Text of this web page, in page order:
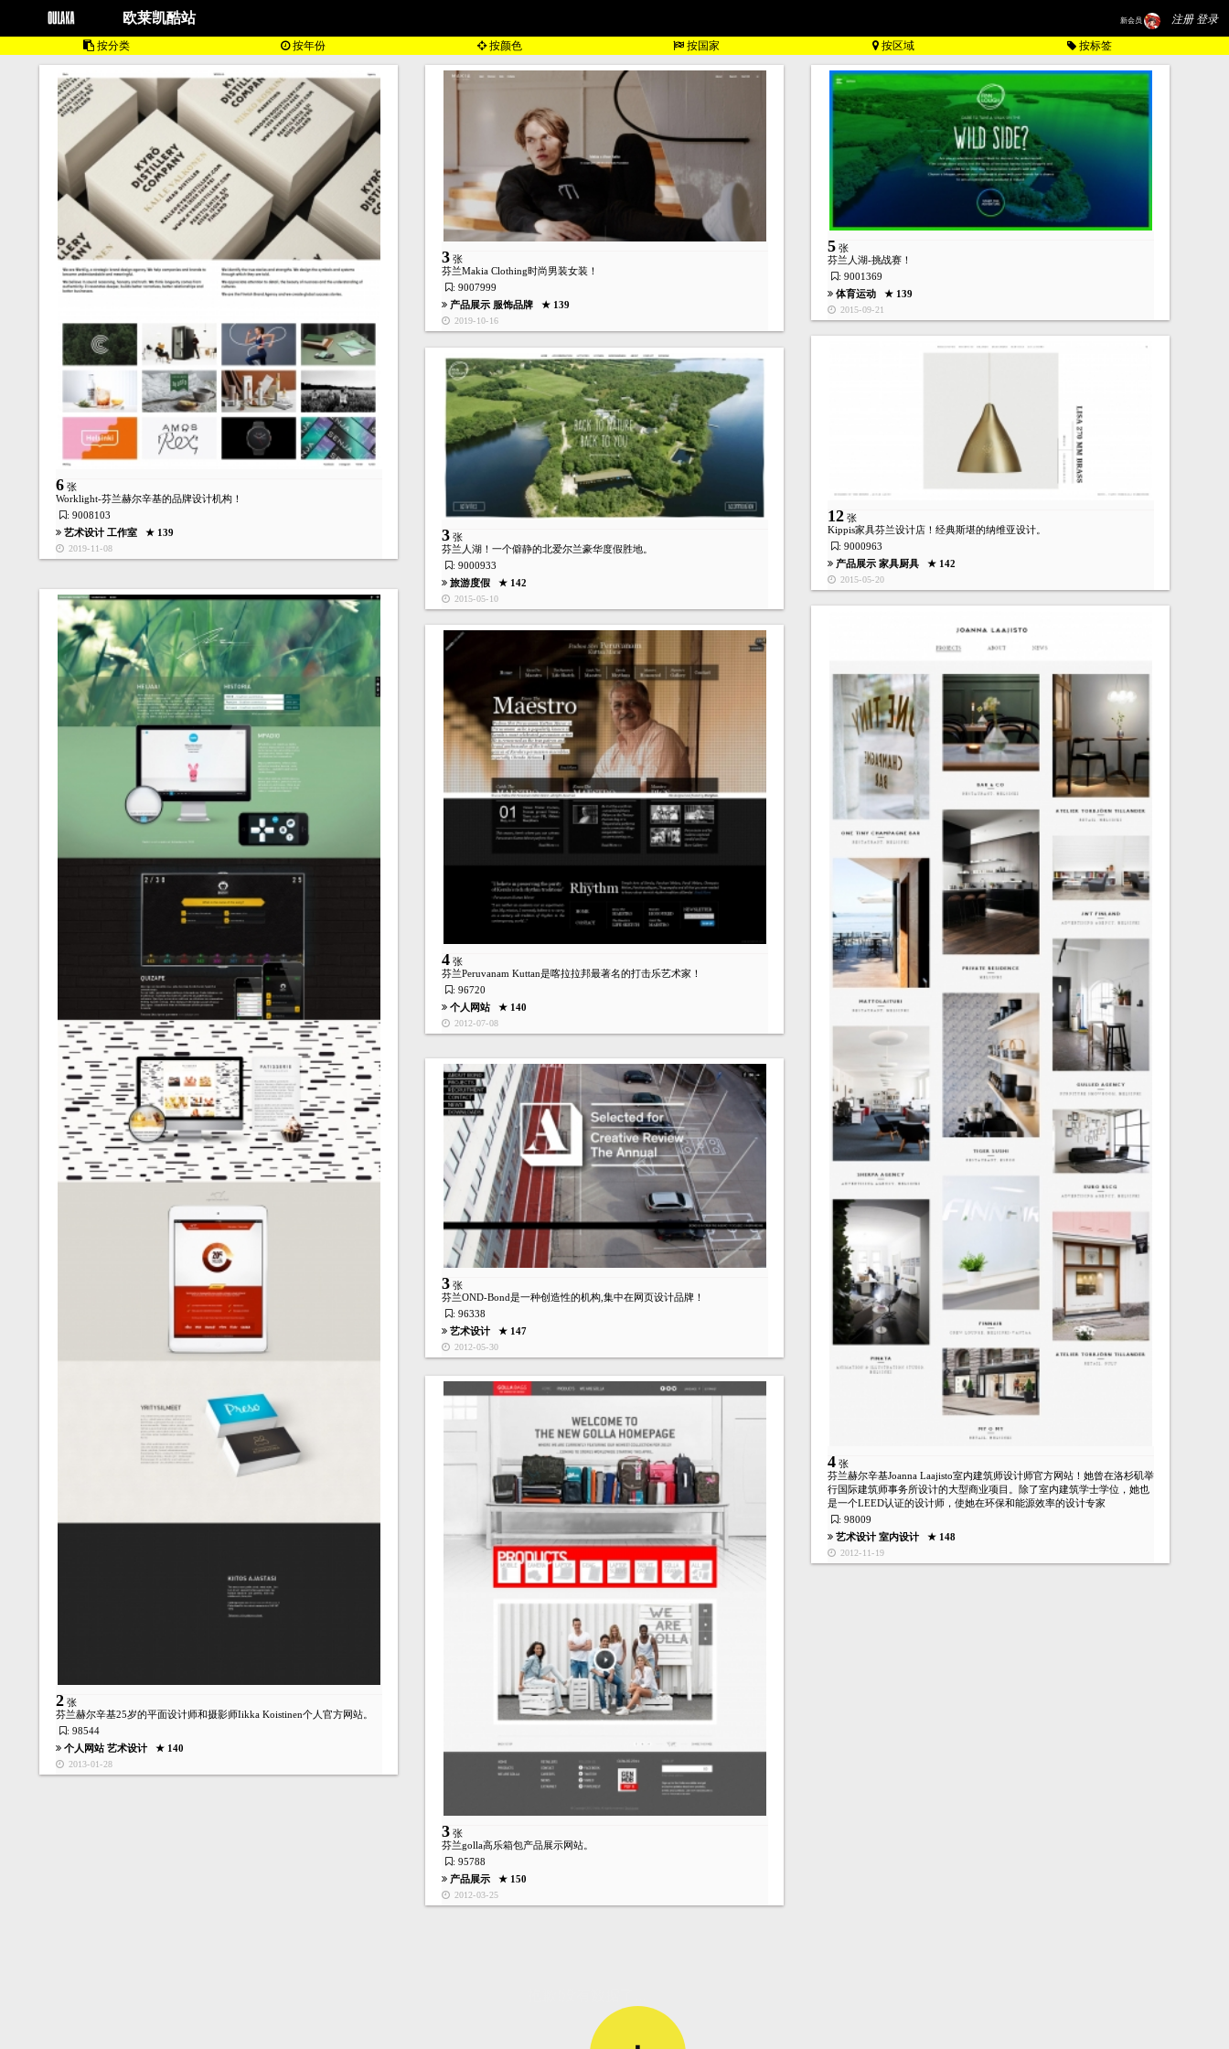
欧莱凯酷站 新会员 注册 登录
按分类 按年份 按颜色 按国家 按区域 按标签
6张
Worklight-芬兰赫尔辛基的品牌设计机构！
: 9008103
艺术设计 工作室 ★ 139
2019-11-08
3张
芬兰Makia Clothing时尚男装女装！
: 9007999
产品展示 服饰品牌 ★ 139
2019-10-16
5张
芬兰人湖-挑战赛！
: 9001369
体育运动
★ 139
2015-09-21
12张
Kippis家具芬兰设计店！经典斯堪的纳维亚设计。
: 9000963
产品展示 家具厨具 ★ 142
2015-05-20
3张
芬兰人湖！一个僻静的北爱尔兰豪华度假胜地。
: 9000933
旅游度假
★ 142
2015-05-10
2张
芬兰赫尔辛基25岁的平面设计师和摄影师Iikka Koistinen个人官方网站。
: 98544
个人网站 艺术设计 ★ 140
2013-01-28
4张
芬兰赫尔辛基Joanna Laajisto室内建筑师设计师官方网站！她曾在洛杉矶举
行国际建筑师事务所设计的大型商业项目。除了室内建筑学士学位，她也
是一个LEED认证的设计师，使她在环保和能源效率的设计专家
: 98009
艺术设计 室内设计 ★ 148
2012-11-19
4张
芬兰Peruvanam Kuttan是喀拉拉邦最著名的打击乐艺术家！
: 96720
个人网站
★ 140
2012-07-08
3张
芬兰OND-Bond是一种创造性的机构,集中在网页设计品牌！
: 96338
艺术设计
★ 147
2012-05-30
3张
芬兰golla高乐箱包产品展示网站。
: 95788
产品展示
★ 150
2012-03-25